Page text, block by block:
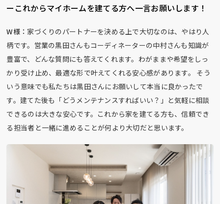
ーこれからマイホームを建てる方へ一言お願いします！
W様： 家づくりのパートナーを決める上で大切なのは、やはり人
柄です。営業の黒田さんもコーディネーターの中村さんも知識が
豊富で、どんな質問にも答えてくれます。わがままや希望をしっ
かり受け止め、最適な形で叶えてくれる安心感があります。 そう
いう意味でも私たちは黒田さんにお願いして本当に良かったで
す。建てた後も「どうメンテナンスすればいい？」と気軽に相談
できるのは大きな安心です。これから家を建てる方も、信頼でき
る担当者と一緒に進めることが何より大切だと思います。